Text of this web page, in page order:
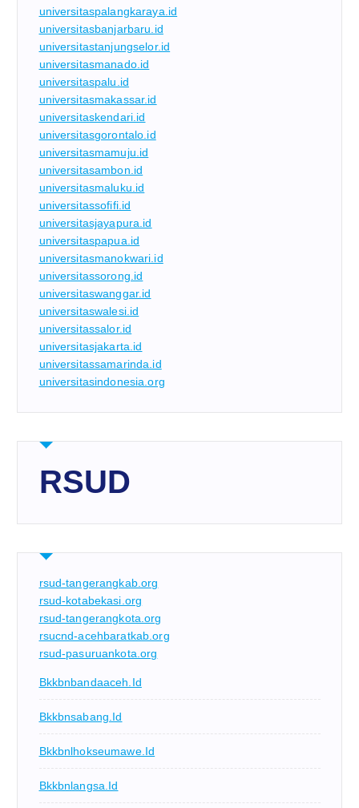
universitaspalangkaraya.id
universitasbanjarbaru.id
universitastanjungselor.id
universitasmanado.id
universitaspalu.id
universitasmakassar.id
universitaskendari.id
universitasgorontalo.id
universitasmamuju.id
universitasambon.id
universitasmaluku.id
universitassofifi.id
universitasjayapura.id
universitaspapua.id
universitasmanokwari.id
universitassorong.id
universitaswanggar.id
universitaswalesi.id
universitassalor.id
universitasjakarta.id
universitassamarinda.id
universitasindonesia.org
RSUD
rsud-tangerangkab.org
rsud-kotabekasi.org
rsud-tangerangkota.org
rsucnd-acehbaratkab.org
rsud-pasuruankota.org
Bkkbnbandaaceh.id
Bkkbnsabang.id
Bkkbnlhokseumawe.id
Bkkbnlangsa.id